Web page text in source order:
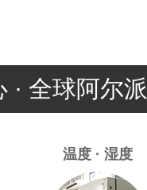
· 全球阿尔派
温度 · 湿度